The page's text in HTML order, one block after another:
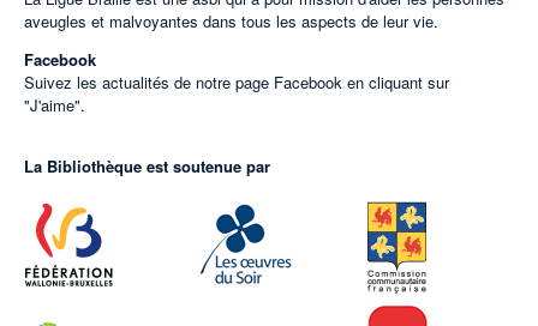
aveugles et malvoyantes dans tous les aspects de leur vie.
Facebook
Suivez les actualités de notre page Facebook en cliquant sur
"J'aime".
La Bibliothèque est soutenue par